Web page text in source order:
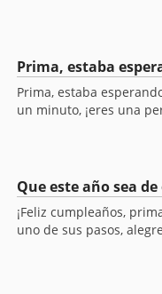
Prima, estaba
Prima, estaba
un minuto, ¡eres una
Que este año sea
¡Feliz cumpleaños,
uno de sus pasos,